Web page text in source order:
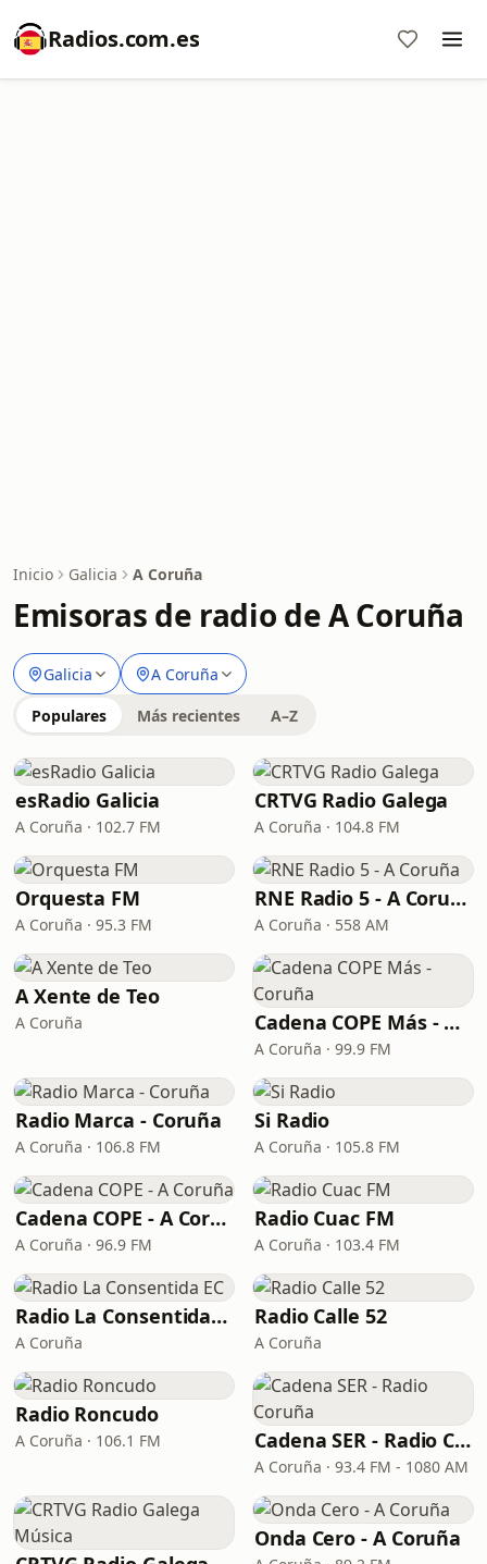
Radios.com.es
Inicio Galicia A Coruña
Emisoras de radio de A Coruña
Galicia A Coruña
Populares Más recientes A–Z
esRadio Galicia
A Coruña · 102.7 FM
CRTVG Radio Galega
A Coruña · 104.8 FM
Orquesta FM
A Coruña · 95.3 FM
RNE Radio 5 - A Coruña
A Coruña · 558 AM
A Xente de Teo
A Coruña Cadena COPE Más - Coruña
A Coruña · 99.9 FM
Radio Marca - Coruña
A Coruña · 106.8 FM
Si Radio
A Coruña · 105.8 FM
Cadena COPE - A Coruña
A Coruña · 96.9 FM
Radio Cuac FM
A Coruña · 103.4 FM
Radio La Consentida EC
A Coruña
Radio Calle 52
A Coruña
Radio Roncudo
A Coruña · 106.1 FM Cadena SER - Radio Coruña
A Coruña · 93.4 FM - 1080 AM
Onda Cero - A Coruña